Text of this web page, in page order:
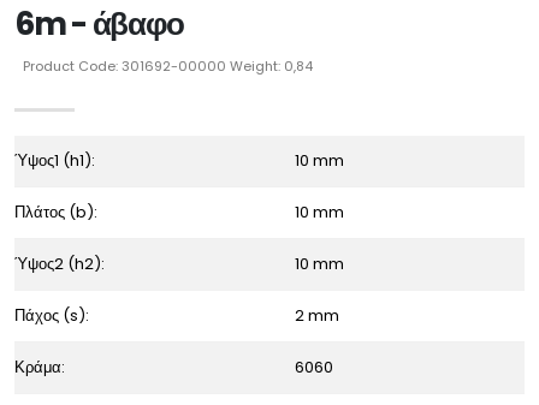
6m - άβαφο
Product Code: 301692-00000 Weight: 0,84
Ύψος1 (h1): 10 mm
Πλάτος (b): 10 mm
Ύψος2 (h2): 10 mm
Πάχος (s): 2 mm
Κράμα: 6060